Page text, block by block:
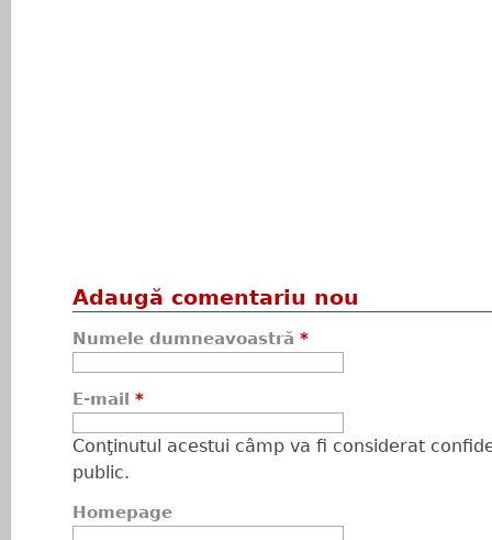
Adaugă comentariu nou
Numele dumneavoastră *
E-mail *
Conţinutul acestui câmp va fi considerat
public.
Homepage